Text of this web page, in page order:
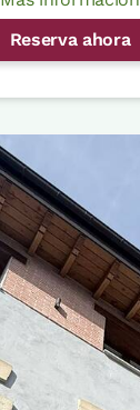
Reserva ahora